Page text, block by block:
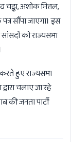
अशोक मित्तल,
सौंपा जाएगा। इस
सांसदों को राज्यसभा
हुए राज्यसभा
चलाए जा रहे
की जनता पार्टी